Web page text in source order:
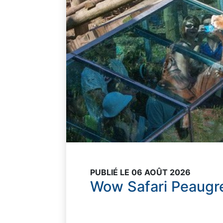
PUBLIÉ LE 06 AOÛT 2026
Wow Safari